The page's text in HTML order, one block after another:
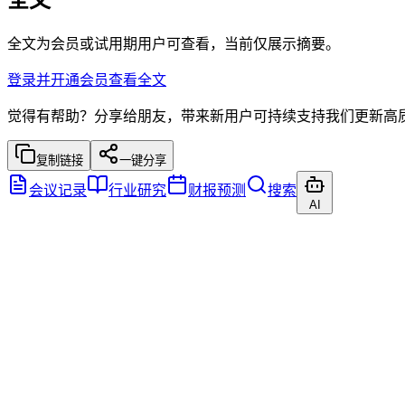
全文为会员或试用期用户可查看，当前仅展示摘要。
登录并开通会员查看全文
觉得有帮助？分享给朋友，带来新用户可持续支持我们更新高
复制链接 一键分享
会议记录 行业研究 财报预测 搜索
AI